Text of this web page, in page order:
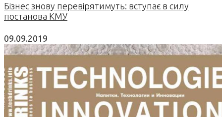
Бізнес знову перевірятимуть: вступає в силу
постанова КМУ
09.09.2019